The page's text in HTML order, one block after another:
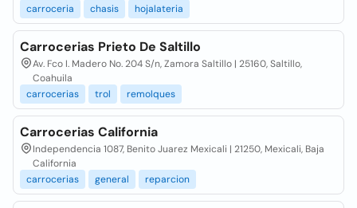
carroceria
chasis hojalateria
Carrocerias Prieto De Saltillo
Av. Fco I. Madero No. 204 S/n, Zamora Saltillo | 25160, Saltillo,
Coahuila
carrocerias
trol remolques
Carrocerias California
Independencia 1087, Benito Juarez Mexicali | 21250, Mexicali, Baja
California
carrocerias
general reparcion